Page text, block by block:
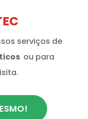
serviços de
ou para